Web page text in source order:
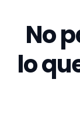
No
lo